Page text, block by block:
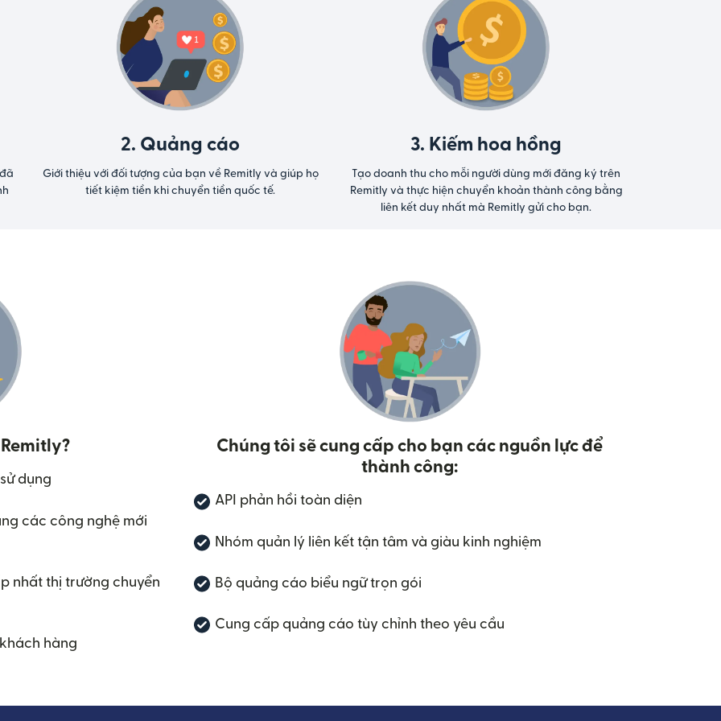
2. Quảng cáo
Giới thiệu với đối tượng của bạn về Remitly và giúp họ
tiết kiệm tiền khi chuyển tiền quốc tế.
3. Kiếm hoa hồng
Tạo doanh thu cho mỗi người dùng mới đăng ký trên
Remitly và thực hiện chuyển khoản thành công bằng
liên kết duy nhất mà Remitly gửi cho bạn.
dụng
các công nghệ mới
nhất thị trường chuyển
hàng
Chúng tôi sẽ cung cấp cho bạn các nguồn lực để
thành công:
API phản hồi toàn diện
Nhóm quản lý liên kết tận tâm và giàu kinh nghiệm
Bộ quảng cáo biểu ngữ trọn gói
Cung cấp quảng cáo tùy chỉnh theo yêu cầu